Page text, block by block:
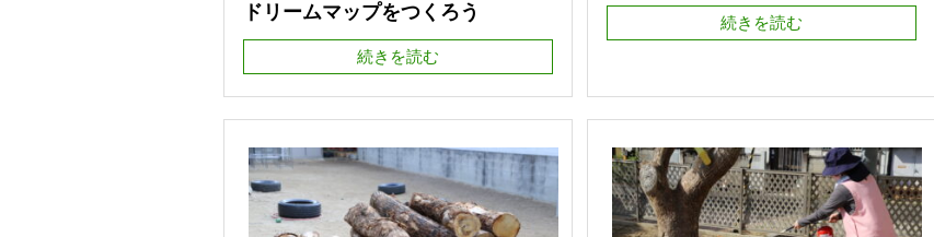
ドリームマップをつくろう
続きを読む
続きを読む